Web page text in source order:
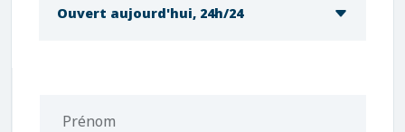
Ouvert aujourd'hui, 24h/24
Prénom